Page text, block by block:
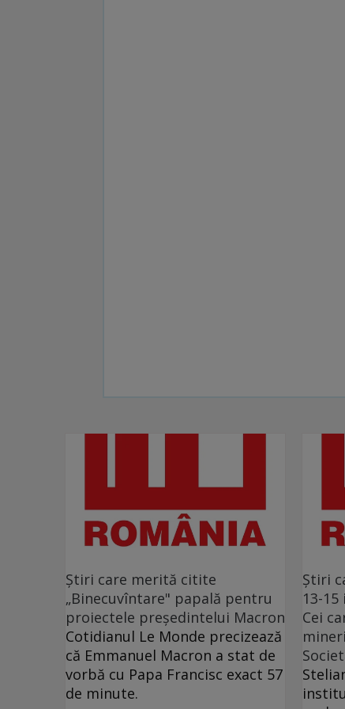
Ştiri care merită citite
„Binecuvîntare" papală pentru
proiectele preşedintelui Macron
Cotidianul Le Monde precizează
că Emmanuel Macron a stat de
vorbă cu Papa Francisc exact 57
de minute.
Ştiri
13-15
Cei